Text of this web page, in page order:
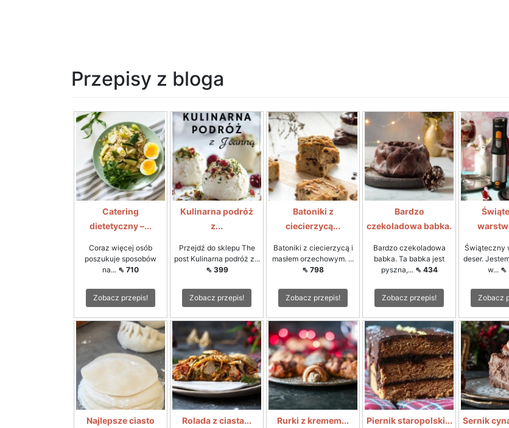
Przepisy z bloga
Catering
dietetyczny –...
Coraz więcej osób
poszukuje sposobów
na... ⇖ 710
Zobacz przepis!
Kulinarna podróż
z...
Przejdź do sklepu The
post Kulinarna podróż z...
⇖ 399
Zobacz przepis!
Batoniki z
ciecierzycą...
Batoniki z ciecierzycą i
masłem orzechowym. ...
⇖ 798
Zobacz przepis!
Bardzo
czekoladowa babka.
Bardzo czekoladowa
babka. Ta babka jest
pyszna,... ⇖ 434
Zobacz przepis!
Świąteczny
deser.
w... ⇖
Zobacz
Najlepsze ciasto
Rolada z ciasta... Rurki z kremem... Piernik staropolski...
Sernik